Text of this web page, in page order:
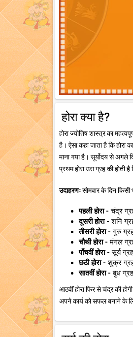
होरा क्या है?
होरा ज्योतिष शास्त्र का
है। ऐसा कहा जाता है कि होरा
माना गया है। सूर्योदय से अगले
प्रथम होरा उस ग्रह की होती
उदाहरणःसोमवार के दिन
पहली होरा -चंद्र
दूसरी होरा -शनि
तीसरी होरा -गुरु
चौथी होरा -मंगल
पाँचवीं होरा -सूर्य
छठी होरा -शुक्र ग्रह
सातवीं होरा -बुध ग्रह
आठवीं होरा फिर से चंद्र की
अपने कार्य को सफल बनाने के